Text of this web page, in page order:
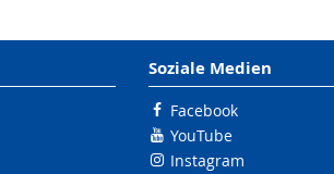
Soziale Medien
Facebook
YouTube
Instagram